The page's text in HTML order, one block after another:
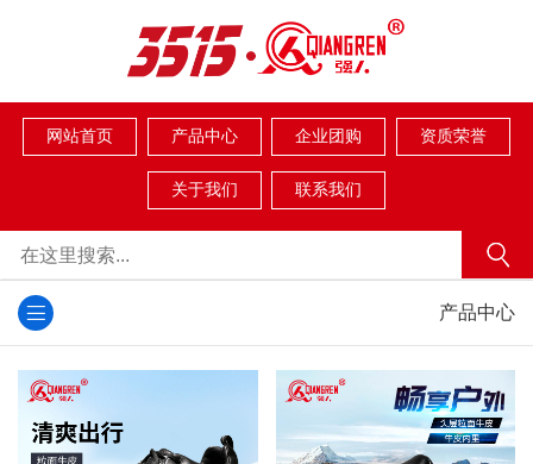
网站首页 产品中心 企业团购 资质荣誉
关于我们 联系我们
产品中心